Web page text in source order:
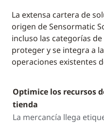
La extensa cartera de
origen de Sensormatic
incluso las categorías
proteger y se integra a
operaciones existentes
Optimice los recursos
tienda
La mercancía llega